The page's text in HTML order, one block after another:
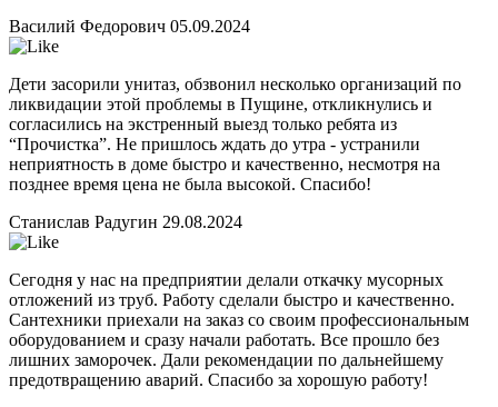
Василий Федорович 05.09.2024
Дети засорили унитаз, обзвонил несколько организаций по
ликвидации этой проблемы в Пущине, откликнулись и
согласились на экстренный выезд только ребята из
“Прочистка”. Не пришлось ждать до утра - устранили
неприятность в доме быстро и качественно, несмотря на
позднее время цена не была высокой. Спасибо!
Станислав Радугин 29.08.2024
Сегодня у нас на предприятии делали откачку мусорных
отложений из труб. Работу сделали быстро и качественно.
Сантехники приехали на заказ со своим профессиональным
оборудованием и сразу начали работать. Все прошло без
лишних заморочек. Дали рекомендации по дальнейшему
предотвращению аварий. Спасибо за хорошую работу!